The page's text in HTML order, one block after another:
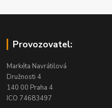
Provozovatel:
Markéta Navrátilová
Družnosti 4
140 00 Praha 4
ICO 74683497